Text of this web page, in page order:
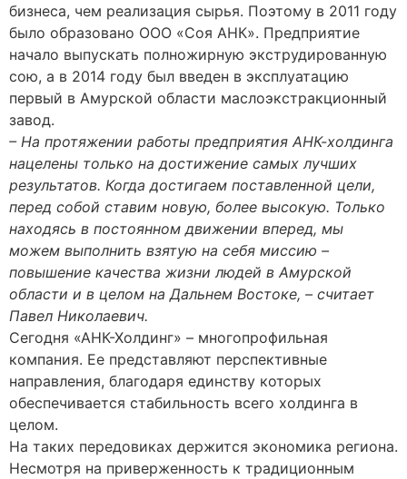
бизнеса, чем реализация сырья. Поэтому в 2011 году
было образовано ООО «Соя АНК». Предприятие
начало выпускать полножирную экструдированную
сою, а в 2014 году был введен в эксплуатацию
первый в Амурской области маслоэкстракционный
завод.
– На протяжении работы предприятия АНК-холдинга
нацелены только на достижение самых лучших
результатов. Когда достигаем поставленной цели,
перед собой ставим новую, более высокую. Только
находясь в постоянном движении вперед, мы
можем выполнить взятую на себя миссию –
повышение качества жизни людей в Амурской
области и в целом на Дальнем Востоке, – считает
Павел Николаевич.
Сегодня «АНК-Холдинг» – многопрофильная
компания. Ее представляют перспективные
направления, благодаря единству которых
обеспечивается стабильность всего холдинга в
целом.
На таких передовиках держится экономика региона.
Несмотря на приверженность к традиционным